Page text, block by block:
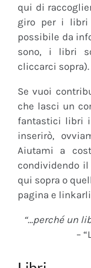
qui di
giro per i libri
possibile da
sono, i libri
cliccarci sopra).
Se vuoi
che lasci un
fantastici libri
inserirò,
Aiutami a
condividendo
qui sopra o
pagina e
“…perché un
–